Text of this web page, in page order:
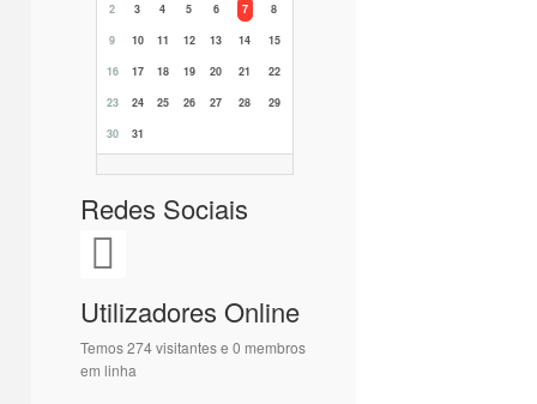
2
3 4 5 6 7
8
9
10 11 12 13 14
15
16
17 18 19 20 21
22
23
24 25 26 27 28
29
30
31
Redes Sociais
Utilizadores Online
Temos 274 visitantes e 0 membros
em linha